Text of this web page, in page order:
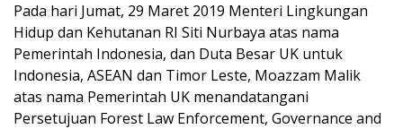
Pada hari Jumat, 29 Maret 2019 Menteri Lingkungan
Hidup dan Kehutanan RI Siti Nurbaya atas nama
Pemerintah Indonesia, dan Duta Besar UK untuk
Indonesia, ASEAN dan Timor Leste, Moazzam Malik
atas nama Pemerintah UK menandatangani
Persetujuan Forest Law Enforcement, Governance and